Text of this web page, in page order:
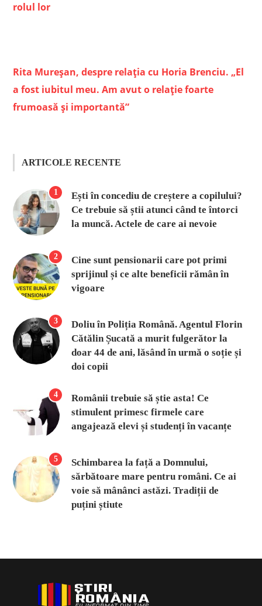
rolul lor
Rita Mureșan, despre relația cu Horia Brenciu. „El
a fost iubitul meu. Am avut o relație foarte
frumoasă și importantă”
ARTICOLE RECENTE
1
Ești în concediu de creștere a copilului?
Ce trebuie să știi atunci când te întorci
la muncă. Actele de care ai nevoie
2
Cine sunt pensionarii care pot primi
sprijinul și ce alte beneficii rămân în
vigoare
3
Doliu în Poliția Română. Agentul Florin
Cătălin Șucată a murit fulgerător la
doar 44 de ani, lăsând în urmă o soție și
doi copii
4
Românii trebuie să știe asta! Ce
stimulent primesc firmele care
angajează elevi și studenți în vacanțe
5
Schimbarea la față a Domnului,
sărbătoare mare pentru români. Ce ai
voie să mânânci astăzi. Tradiții de
puțini știute